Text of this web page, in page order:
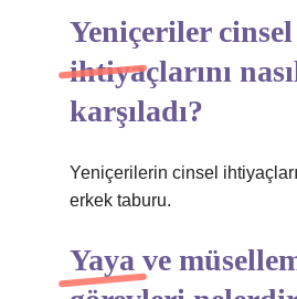
Yeniçeriler cinsel
ihtiyaçlarını
karşıladı?
Yeniçerilerin cinsel
erkek taburu.
Yaya ve